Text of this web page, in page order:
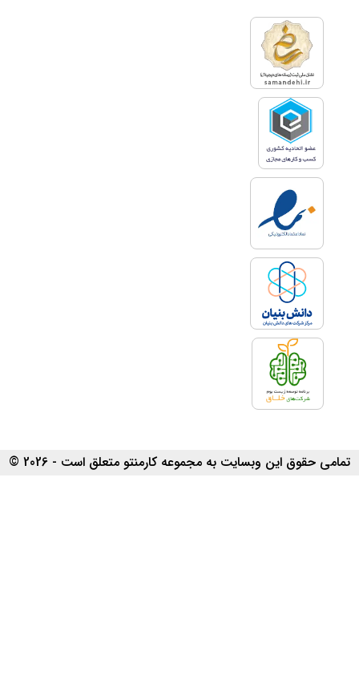
تمامی حقوق این وبسایت به مجموعه کارمنتو متعلق است - 2026 ©